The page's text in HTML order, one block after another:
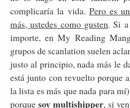
complicaría la vida. Pero es
más, ustedes como gusten. Si
importe, en My Reading
grupos de scanlation suelen
justo al principio, nada más le
está junto con revuelto porque
la lista es más que nada para
porque soy multishipper, si